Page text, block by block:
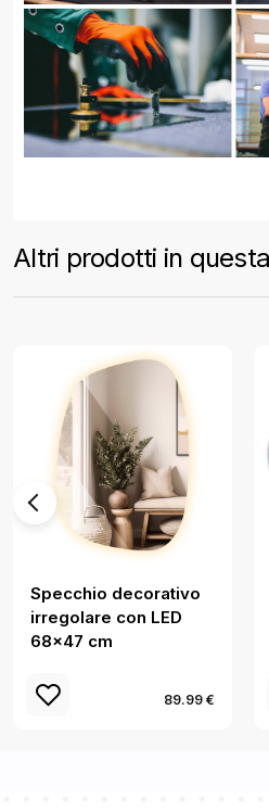
Altri prodotti in
Specchio decorativo
irregolare con LED
68x47 cm
89.99 €